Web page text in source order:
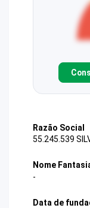
Razão Social
55.245.539
Nome
-
Data de